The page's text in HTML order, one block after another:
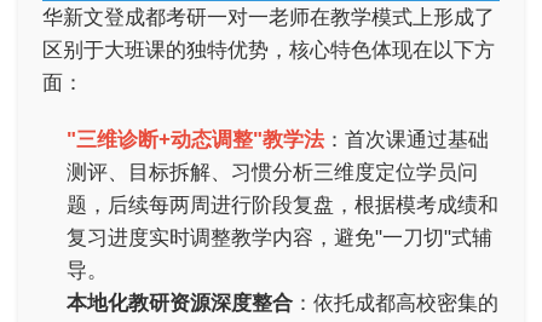
华新文登成都考研一对一老师在教学模式上形成了
区别于大班课的独特优势，核心特色体现在以下方
面：
"三维诊断+动态调整"教学法 ：首次课通过基础
测评、目标拆解、习惯分析三维度定位学员问
题，后续每两周进行阶段复盘，根据模考成绩和
复习进度实时调整教学内容，避免"一刀切"式辅
导。
本地化教研资源深度整合 ：依托成都高校密集的